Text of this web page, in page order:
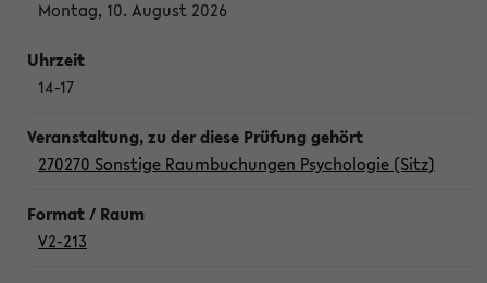
Montag, 10. August 2026
14-17
270270 Sonstige Raumbuchungen Psychologie (Sitz)
V2-213